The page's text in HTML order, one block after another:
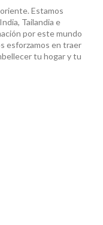
Estamos
Tailandia e
por este mundo
esforzamos en traer
tu hogar y tu